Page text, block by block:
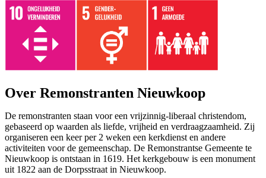
Over Remonstranten Nieuwkoop
De remonstranten staan voor een vrijzinnig-liberaal christendom,
gebaseerd op waarden als liefde, vrijheid en verdraagzaamheid. Zij
organiseren een keer per 2 weken een kerkdienst en andere
activiteiten voor de gemeenschap. De Remonstrantse Gemeente te
Nieuwkoop is ontstaan in 1619. Het kerkgebouw is een monument
uit 1822 aan de Dorpsstraat in Nieuwkoop.